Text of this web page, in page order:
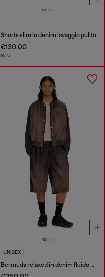
Shorts slim in denim lavaggio pulito
€130.00
BLU
UNISEX
Bermuda relaxed in denim fluido spalmato